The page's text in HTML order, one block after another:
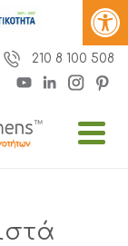
210 8 100 508